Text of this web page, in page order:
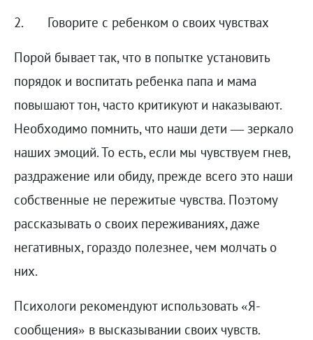
2. Говорите с ребенком о своих чувствах
Порой бывает так, что в попытке установить
порядок и воспитать ребенка папа и мама
повышают тон, часто критикуют и наказывают.
Необходимо помнить, что наши дети — зеркало
наших эмоций. То есть, если мы чувствуем гнев,
раздражение или обиду, прежде всего это наши
собственные не пережитые чувства. Поэтому
рассказывать о своих переживаниях, даже
негативных, гораздо полезнее, чем молчать о
них.
Психологи рекомендуют использовать «Я-
сообщения» в высказывании своих чувств.